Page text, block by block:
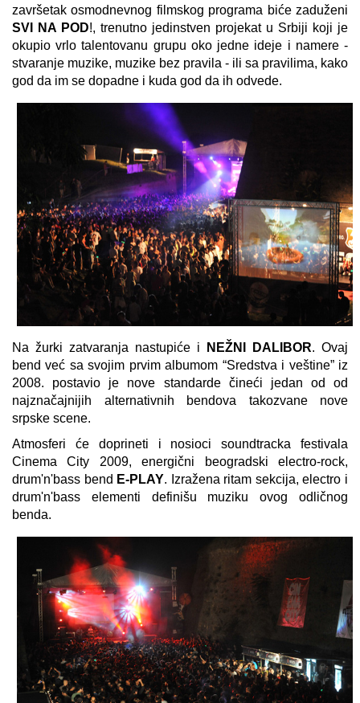
završetak osmodnevnog filmskog programa biće zaduženi
SVI NA POD!, trenutno jedinstven projekat u Srbiji koji je
okupio vrlo talentovanu grupu oko jedne ideje i namere -
stvaranje muzike, muzike bez pravila - ili sa pravilima, kako
god da im se dopadne i kuda god da ih odvede.
Na žurki zatvaranja nastupiće i NEŽNI DALIBOR. Ovaj
bend već sa svojim prvim albumom “Sredstva i veštine” iz
2008. postavio je nove standarde čineći jedan od od
najznačajnijih alternativnih bendova takozvane nove
srpske scene.
Atmosferi će doprineti i nosioci soundtracka festivala
Cinema City 2009, energični beogradski electro-rock,
drum'n'bass bend E-PLAY. Izražena ritam sekcija, electro i
drum'n'bass elementi definišu muziku ovog odličnog
benda.